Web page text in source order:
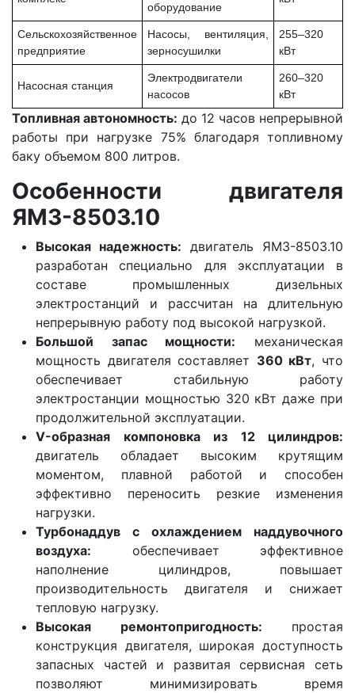
оборудование
Сельскохозяйственное
предприятие
Насосы, вентиляция,
зерносушилки
255–320
кВт
Насосная станция
Электродвигатели
насосов
260–320
кВт
Топливная автономность: до 12 часов непрерывной
работы при нагрузке 75% благодаря топливному
баку объемом 800 литров.
Особенности двигателя
ЯМЗ-8503.10
Высокая надежность: двигатель ЯМЗ-8503.10
разработан специально для эксплуатации в
составе промышленных дизельных
электростанций и рассчитан на длительную
непрерывную работу под высокой нагрузкой.
Большой запас мощности: механическая
мощность двигателя составляет 360 кВт, что
обеспечивает стабильную работу
электростанции мощностью 320 кВт даже при
продолжительной эксплуатации.
V-образная компоновка из 12 цилиндров:
двигатель обладает высоким крутящим
моментом, плавной работой и способен
эффективно переносить резкие изменения
нагрузки.
Турбонаддув с охлаждением наддувочного
воздуха: обеспечивает эффективное
наполнение цилиндров, повышает
производительность двигателя и снижает
тепловую нагрузку.
Высокая ремонтопригодность: простая
конструкция двигателя, широкая доступность
запасных частей и развитая сервисная сеть
позволяют минимизировать время